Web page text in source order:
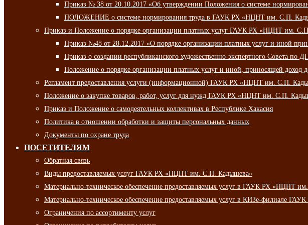
Приказ № 38 от 20.10.2017 «Об утверждении Положения о системе
ПОЛОЖЕНИЕ о системе нормирования труда в ГАУК РХ «НЦНТ им. С.П.
Приказ и Положение о порядке организации платных услуг ГАУК РХ «НЦНТ им.
Приказ №48 от 28.12.2017 «О порядке организации платных услуг и иной
Приказ о создании республиканского художественно-экспертного Совета
Положение о порядке организации платных услуг и иной, приносящей доход
Регламент предоставления услуги (информационной) ГАУК РХ «НЦНТ им. С.П.
Положение о закупке товаров, работ, услуг для нужд ГАУК РХ «НЦНТ им. С.П.
Приказ и Положение о самодеятельных коллективах в Республике Хакасия
Политика в отношении обработки и защиты персональных данных
Документы по охране труда
ПОСЕТИТЕЛЯМ
Обратная связь
Виды предоставляемых услуг ГАУК РХ «НЦНТ им. С.П. Кадышева»
Материально-техническое обеспечение предоставляемых услуг в ГАУК РХ «НЦНТ
Материально-техническое обеспечение предоставляемых услуг в КИЗе-филиале
Ограничения по ассортименту услуг